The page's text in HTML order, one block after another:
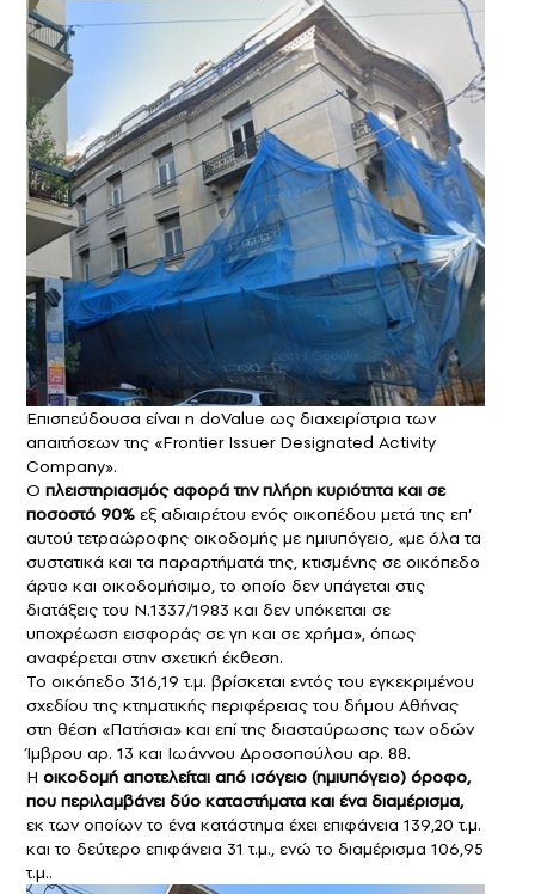
Επισπεύδουσα είναι η doValue ως διαχειρίστρια των
απαιτήσεων της «Frontier Issuer Designated Activity
Company».
Ο πλειστηριασμός αφορά την πλήρη κυριότητα και σε
ποσοστό 90% εξ αδιαιρέτου ενός οικοπέδου μετά της επ’
αυτού τετραώροφης οικοδομής με ημιυπόγειο, «με όλα τα
συστατικά και τα παραρτήματά της, κτισμένης σε οικόπεδο
άρτιο και οικοδομήσιμο, το οποίο δεν υπάγεται στις
διατάξεις του Ν.1337/1983 και δεν υπόκειται σε
υποχρέωση εισφοράς σε γη και σε χρήμα», όπως
αναφέρεται στην σχετική έκθεση.
Το οικόπεδο 316,19 τ.μ. βρίσκεται εντός του εγκεκριμένου
σχεδίου της κτηματικής περιφέρειας του δήμου Αθήνας
στη θέση «Πατήσια» και επί της διασταύρωσης των οδών
Ίμβρου αρ. 13 και Ιωάννου Δροσοπούλου αρ. 88.
Η οικοδομή αποτελείται από ισόγειο (ημιυπόγειο) όροφο,
που περιλαμβάνει δύο καταστήματα και ένα διαμέρισμα,
εκ των οποίων το ένα κατάστημα έχει επιφάνεια 139,20 τ.μ.
και το δεύτερο επιφάνεια 31 τ.μ., ενώ το διαμέρισμα 106,95
τ.μ..